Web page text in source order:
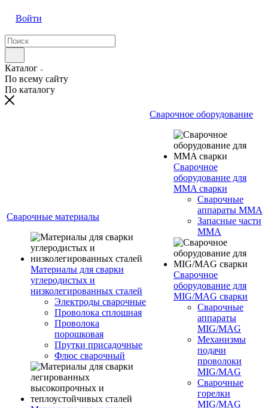
Войти
Каталог
По всему сайту
По каталогу
Сварочные материалы
Материалы для сварки
углеродистых и
низколегированных сталей
Электроды сварочные
Проволока сплошная
Проволока
порошковая
Прутки присадочные
Флюс сварочный
Сварочное оборудование
Сварочное
оборудование для
MMA сварки
Сварочные
аппараты MMA
Запасные части
MMA
Сварочное
оборудование для
MIG/MAG сварки
Сварочные
аппараты
MIG/MAG
Механизмы
подачи
проволоки
MIG/MAG
Сварочные
горелки
MIG/MAG